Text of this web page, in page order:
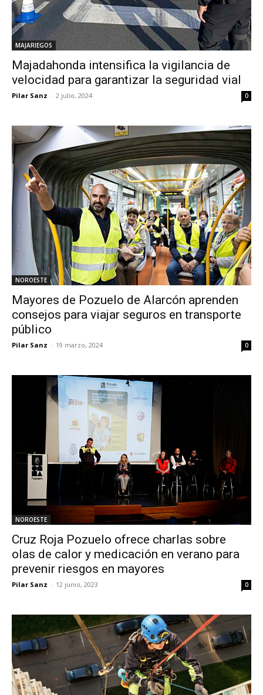
MAJARIEGOS
Majadahonda intensifica la vigilancia de
velocidad para garantizar la seguridad vial
Pilar Sanz - 2 julio, 2024 0
NOROESTE
Mayores de Pozuelo de Alarcón aprenden
consejos para viajar seguros en transporte
público
Pilar Sanz - 19 marzo, 2024 0
NOROESTE
Cruz Roja Pozuelo ofrece charlas sobre
olas de calor y medicación en verano para
prevenir riesgos en mayores
Pilar Sanz - 12 junio, 2023 0